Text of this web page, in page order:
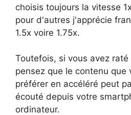
choisis toujours la vitesse
pour d'autres j'apprécie
1.5x voire 1.75x.
Toutefois, si vous avez
pensez que le contenu que
préférer en accéléré peut
écouté depuis votre
ordinateur.